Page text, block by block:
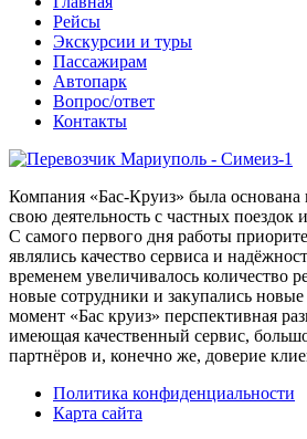
Рейсы
Экскурсии и туры
Пассажирам
Автопарк
Вопрос/ответ
Контакты
Компания «Бас-Круиз» была основана
свою деятельность с частных поездок
С самого первого дня работы
являлись качество сервиса и
временем увеличивалось количество
новые сотрудники и закупались
момент «Бас круиз» перспективная
имеющая качественный сервис,
партнёров и, конечно же, доверие
Политика конфиденциальности
Карта сайта